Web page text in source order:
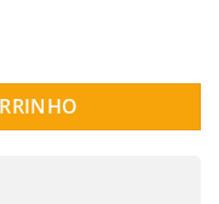
PEACE ZIRCONIA